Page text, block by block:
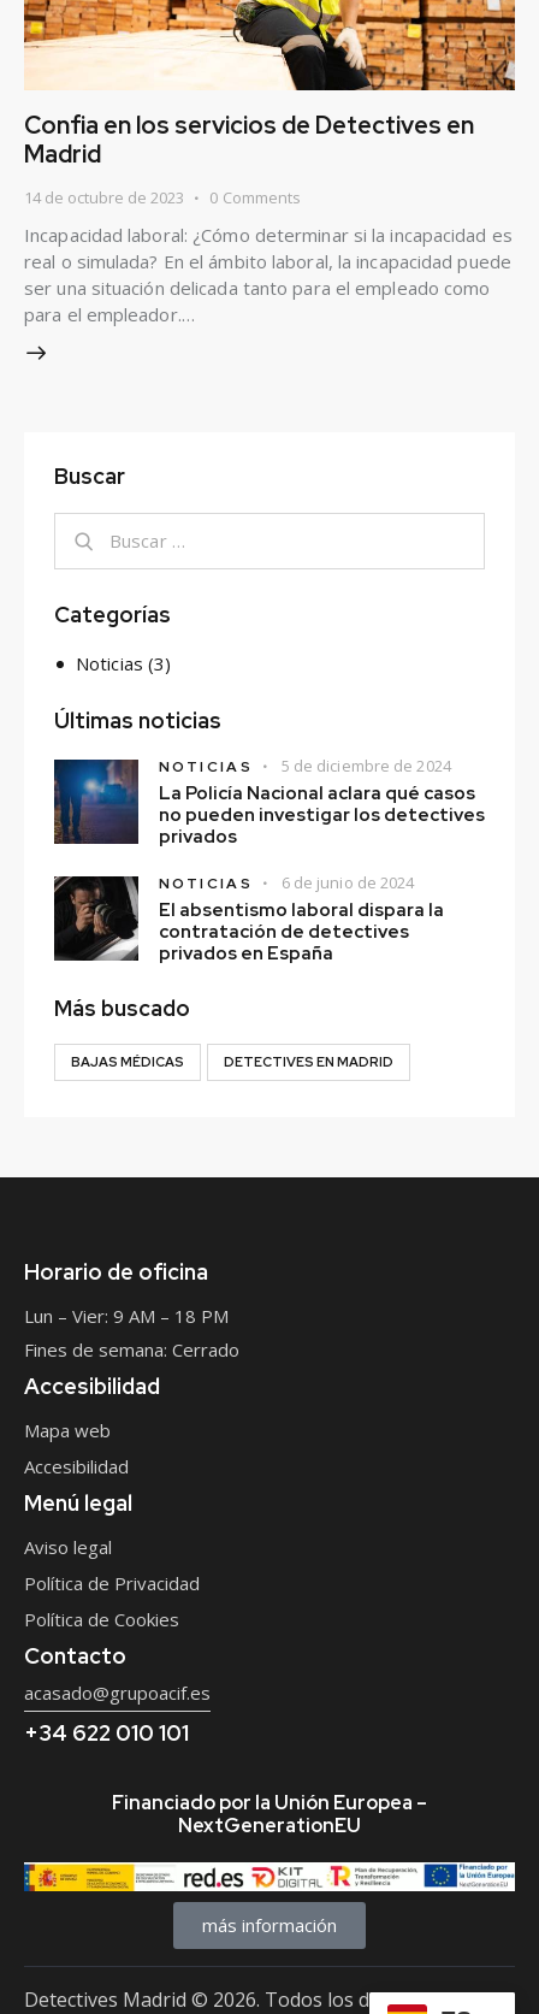
Confia en los servicios de Detectives en
Madrid
14 de octubre de 2023 0 Comments
Incapacidad laboral: ¿Cómo determinar si la incapacidad es
real o simulada? En el ámbito laboral, la incapacidad puede
ser una situación delicada tanto para el empleado como
para el empleador.…
Buscar
Categorías
Noticias (3)
Últimas noticias
NOTICIAS 5 de diciembre de 2024
La Policía Nacional aclara qué casos
no pueden investigar los detectives
privados
NOTICIAS 6 de junio de 2024
El absentismo laboral dispara la
contratación de detectives
privados en España
Más buscado
BAJAS MÉDICAS DETECTIVES EN MADRID
Horario de oficina
Lun – Vier: 9 AM – 18 PM
Fines de semana: Cerrado
Accesibilidad
Mapa web
Accesibilidad
Menú legal
Aviso legal
Política de Privacidad
Política de Cookies
Contacto
acasado@grupoacif.es
+34 622 010 101
Financiado por la Unión Europea –
NextGenerationEU
más información
Detectives Madrid © 2026. Todos los derechos